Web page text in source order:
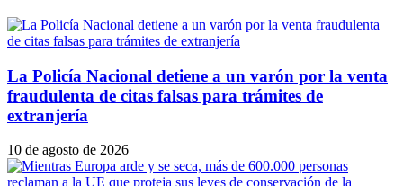
La Policía Nacional detiene a un varón por la venta
fraudulenta de citas falsas para trámites de
extranjería
10 de agosto de 2026